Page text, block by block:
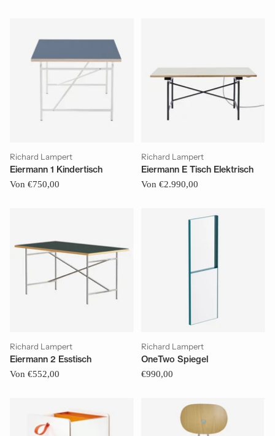
Richard Lampert
Eiermann 1 Kindertisch
Von €750,00
Richard Lampert
Eiermann E Tisch Elektrisch
Von €2.990,00
Richard Lampert
Eiermann 2 Esstisch
Von €552,00
Richard Lampert
OneTwo Spiegel
€990,00